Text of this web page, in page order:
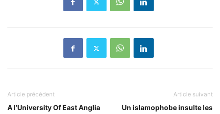
Article précédent
A l’University Of East Anglia
Article suivant
Un islamophobe insulte les